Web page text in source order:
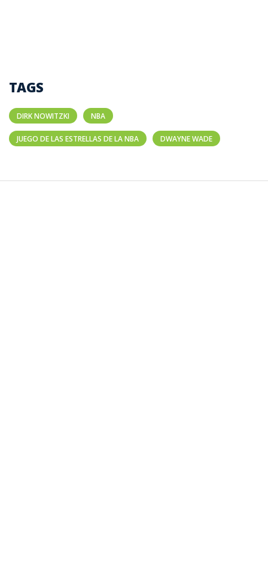
TAGS
DIRK NOWITZKI NBA
JUEGO DE LAS ESTRELLAS DE LA NBA DWAYNE WADE